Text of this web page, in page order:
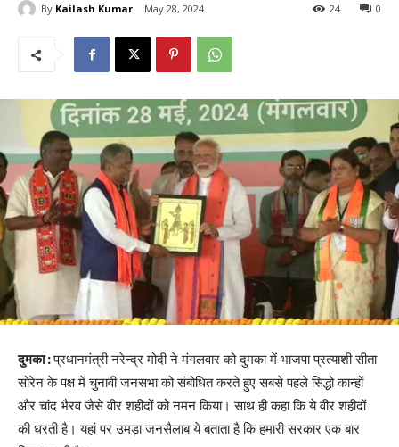
By Kailash Kumar May 28, 2024 0
24
दुमका :प्रधानमंत्री नरेन्द्र मोदी ने मंगलवार को दुमका में भाजपा प्रत्याशी सीता
सोरेन के पक्ष में चुनावी जनसभा को संबोधित करते हुए सबसे पहले सिद्धो कान्हों
और चांद भैरव जैसे वीर शहीदों को नमन किया। साथ ही कहा कि ये वीर शहीदों
की धरती है। यहां पर उमड़ा जनसैलाब ये बताता है कि हमारी सरकार एक बार